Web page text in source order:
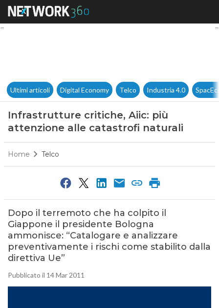
Infrastrutture critiche, Aiic:
Ultimi articoli Digital Economy Telco Industria 4.0
Infrastrutture critiche, Aiic: più
attenzione alle catastrofi naturali
Home Telco
Dopo il terremoto che ha colpito il
Giappone il presidente Bologna
ammonisce: “Catalogare e analizzare
preventivamente i rischi come stabilito dalla
direttiva Ue”
Pubblicato il 14 Mar 2011